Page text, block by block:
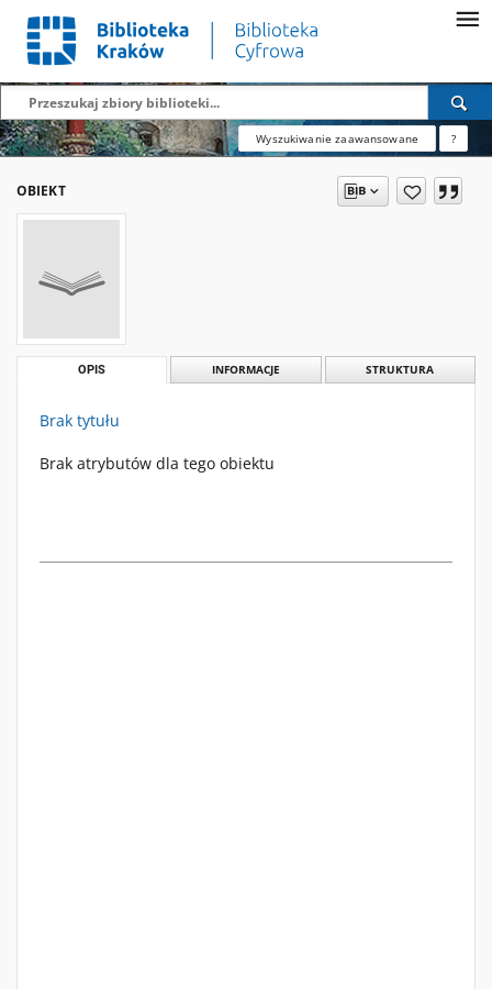
Wyszukiwanie zaawansowane ?
OBIEKT
OPIS INFORMACJE STRUKTURA
Brak tytułu
Brak atrybutów dla tego obiektu